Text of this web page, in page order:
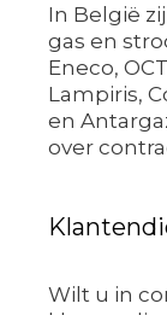
In België
gas en
Eneco,
Lampiris,
en
over
Wilt u in